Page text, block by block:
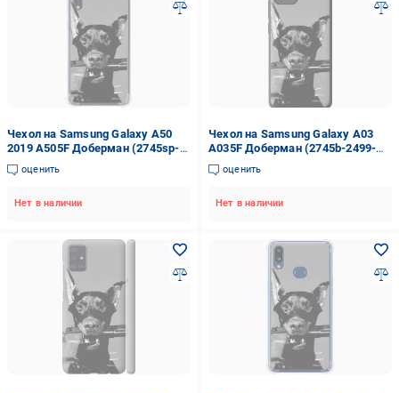
Чехол на Samsung Galaxy A50
2019 A505F Доберман (2745sp-
1668-42517)
оценить
Нет в наличии
Чехол на Samsung Galaxy A03
A035F Доберман (2745b-2499-
42517)
оценить
Нет в наличии